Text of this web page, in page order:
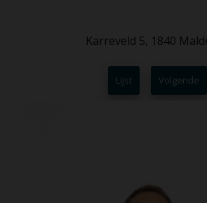
Karreveld 5, 1840
Lijst Volgende